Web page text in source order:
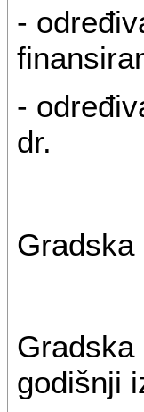
-
-
dr.
Gradska
Gradska
godišnji